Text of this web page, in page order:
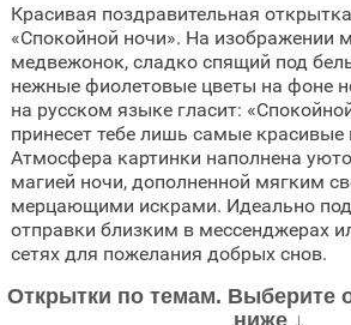
Красивая поздравительная
«Спокойной ночи». На
медвежонок, сладко спящий под
нежные фиолетовые цветы на фоне
на русском языке гласит:
принесет тебе лишь самые красивые
Атмосфера картинки наполнена
магией ночи, дополненной мягким
мерцающими искрами. Идеально
отправки близким в мессенджерах
сетях для пожелания добрых снов.
Открытки по темам. Выберите
ниже ↓